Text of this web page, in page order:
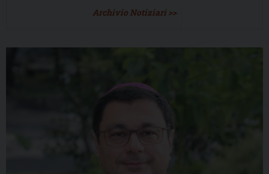
Archivio Notiziari >>